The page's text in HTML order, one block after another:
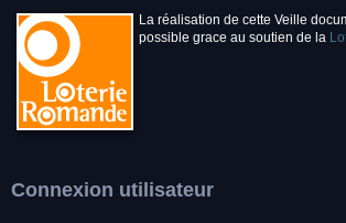
La réalisation de cette Veille
possible grace au soutien de la
Connexion utilisateur